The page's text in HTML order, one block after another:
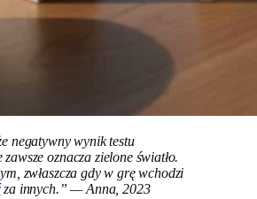
negatywny wynik testu
oznacza zielone światło.
zwłaszcza gdy w grę wchodzi
za innych.” — Anna, 2023